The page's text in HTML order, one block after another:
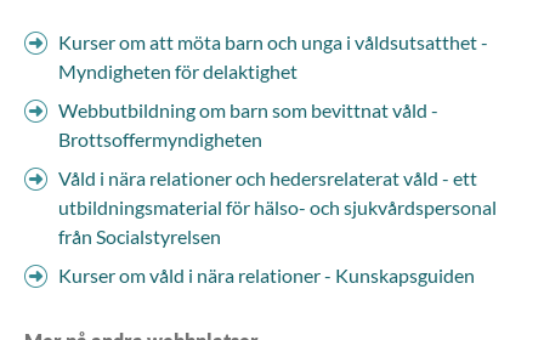
Kurser om att möta barn och unga i våldsutsatthet -
Myndigheten för delaktighet
Webbutbildning om barn som bevittnat våld -
Brottsoffermyndigheten
Våld i nära relationer och hedersrelaterat våld - ett
utbildningsmaterial för hälso- och sjukvårdspersonal
från Socialstyrelsen
Kurser om våld i nära relationer - Kunskapsguiden